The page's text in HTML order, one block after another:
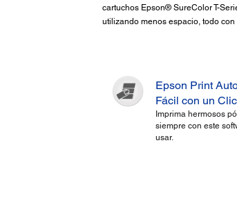
cartuchos Epson® SureColor T-
utilizando menos espacio, todo
Epson Print
Fácil con un Clic
Imprima hermosos
siempre con este
usar.